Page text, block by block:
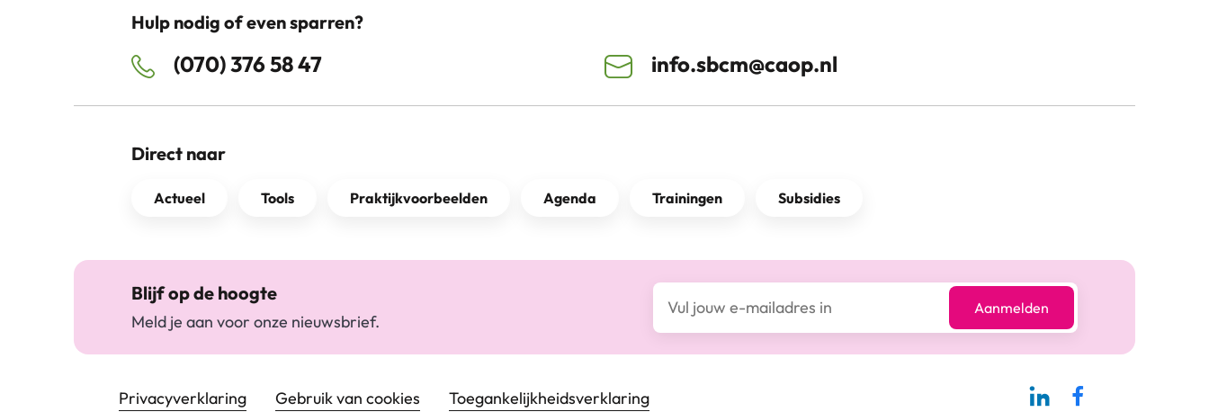
Hulp nodig of even sparren?
(070) 376 58 47 info.sbcm@caop.nl
Direct naar
Actueel Tools Praktijkvoorbeelden Agenda Trainingen Subsidies
Blijf op de hoogte
Meld je aan voor onze nieuwsbrief.
E-mailadres*
Aanmelden
Footer navigatie
Privacyverklaring Gebruik van cookies Toegankelijkheids­verklaring
Linkedin-pagina SBCM
Facebook SBCM